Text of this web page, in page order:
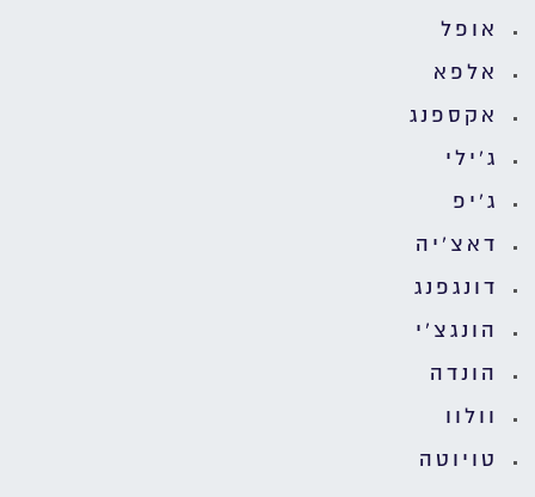
אופל
אלפא
אקספנג
ג'ילי
ג'יפ
דאצ'יה
דונגפנג
הונגצ'י
הונדה
וולוו
טויוטה